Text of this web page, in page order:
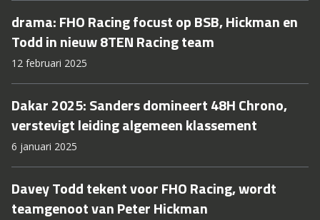
drama: FHO Racing focust op BSB, Hickman en
Todd in nieuw 8TEN Racing team
12 februari 2025
Dakar 2025: Sanders domineert 48H Chrono,
verstevigt leiding algemeen klassement
6 januari 2025
Davey Todd tekent voor FHO Racing, wordt
teamgenoot van Peter Hickman